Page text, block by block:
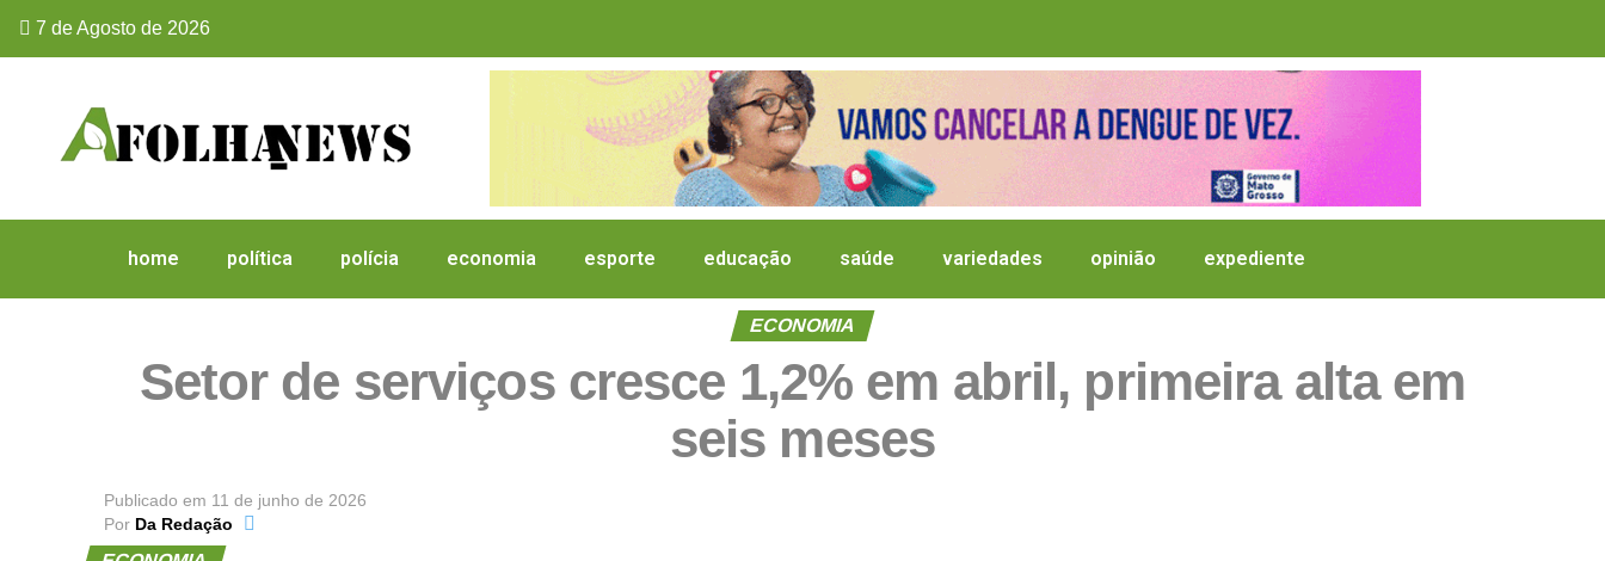
7 de Agosto de 2026
home política polícia economia esporte educação saúde variedades opinião expediente
ECONOMIA
Setor de serviços cresce 1,2% em abril, primeira alta em
seis meses
Publicado em 11 de junho de 2026
Por Da Redação